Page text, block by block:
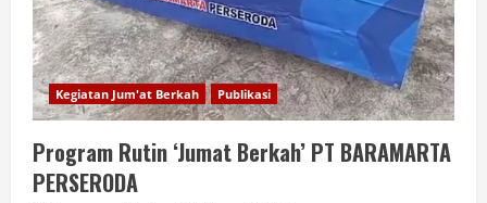
Kegiatan Jum'at Berkah Publikasi
Program Rutin ‘Jumat Berkah’ PT BARAMARTA
PERSERODA